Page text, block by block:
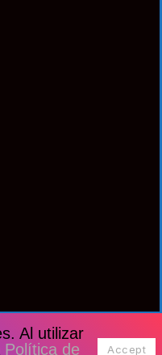
Al utilizar
Política de Accept